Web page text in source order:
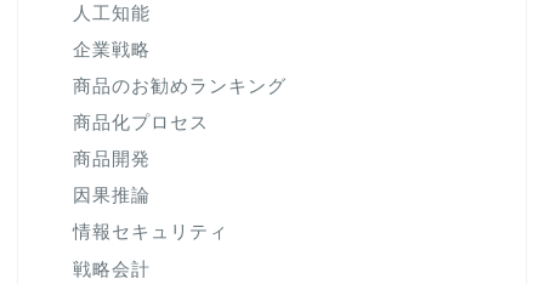
人工知能
企業戦略
商品のお勧めランキング
商品化プロセス
商品開発
因果推論
情報セキュリティ
戦略会計